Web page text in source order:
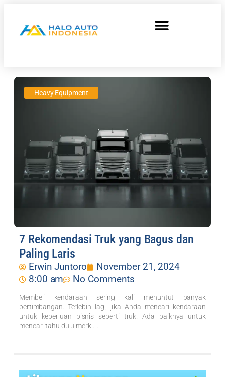
Heavy Equipment
7 Rekomendasi Truk yang Bagus dan
Paling Laris
Erwin Juntoro
November 21, 2024
8:00 am
No Comments
Membeli kendaraan sering kali menuntut banyak
pertimbangan. Terlebih lagi, jika Anda mencari kendaraan
untuk keperluan bisnis seperti truk. Ada baiknya untuk
mencari tahu dulu merk... .